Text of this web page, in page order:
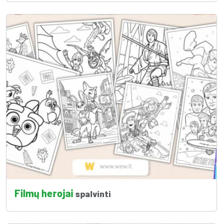
Filmų herojai spalvinti